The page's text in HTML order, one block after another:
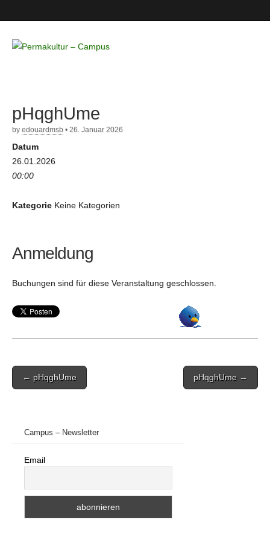
– Campus
pHqghUme
by edouardmsb • 26. Januar 2026
Datum
26.01.2026
00:00
Kategorie Keine Kategorien
Anmeldung
Buchungen sind für diese Veranstaltung geschlossen.
Post
navigation
← pHqghUme pHqghUme →
Campus – Newsletter
Email